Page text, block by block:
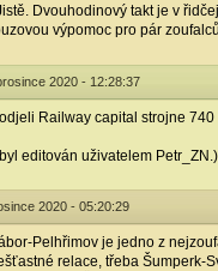
Dvouhodinový takt je v
výpomoc pro pár
2020 - 12:28:37
Railway capital strojne
editován uživatelem Petr_ZN.)
2020 - 05:20:29
Pelhřimov je jedno z
relace, třeba Šumperk-